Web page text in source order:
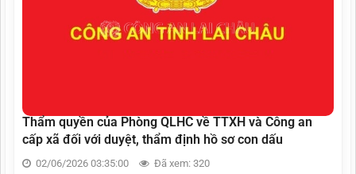
Thẩm quyền của Phòng QLHC về TTXH và Công an
cấp xã đối với duyệt, thẩm định hồ sơ con dấu
02/06/2026 03:35:00 Đã xem: 320